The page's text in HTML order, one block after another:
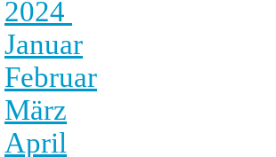
2024
Januar
Februar
März
April